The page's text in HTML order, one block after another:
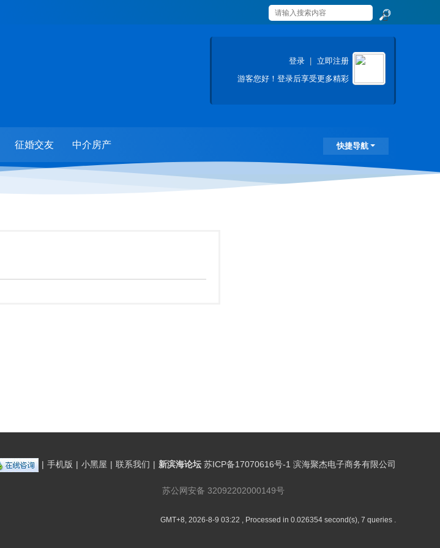
索
登录
立即注册
游客您好！登录后享受更多精彩
快捷导航
征婚交友 中介房产
| 手机版 | 小黑屋 | 联系我们 | 新滨海论坛 苏ICP备17070616号-1 滨海聚杰电子商务有限公司
苏公网安备 32092202000149号
GMT+8, 2026-8-9 03:22 , Processed in 0.026354 second(s), 7 queries .